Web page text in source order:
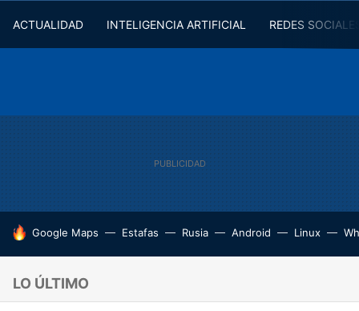
ACTUALIDAD INTELIGENCIA ARTIFICIAL REDES
HOY SE HABLA DE
Google Maps Estafas Rusia Android Linux
LO ÚLTIMO